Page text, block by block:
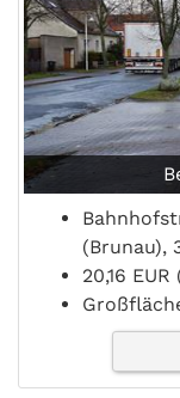
(Brunau),
20,16